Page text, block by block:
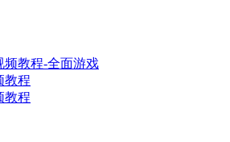
教程
教程